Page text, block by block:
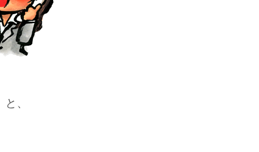
と、